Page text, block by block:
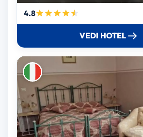
4.8
VEDI HOTEL